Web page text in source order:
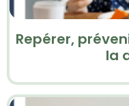
Repérer,
la